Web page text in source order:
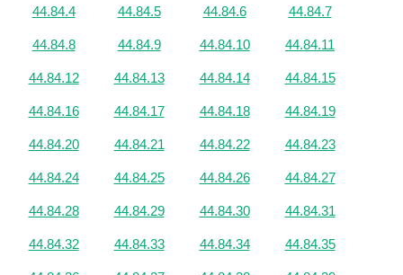
44.84.4 44.84.5 44.84.6 44.84.7
44.84.8 44.84.9 44.84.10 44.84.11
44.84.12 44.84.13 44.84.14 44.84.15
44.84.16 44.84.17 44.84.18 44.84.19
44.84.20 44.84.21 44.84.22 44.84.23
44.84.24 44.84.25 44.84.26 44.84.27
44.84.28 44.84.29 44.84.30 44.84.31
44.84.32 44.84.33 44.84.34 44.84.35